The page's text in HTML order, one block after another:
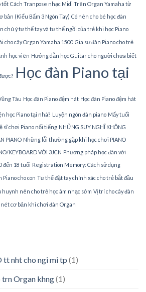
tốt Cách Tranpose nhạc Midi Trên Organ Yamaha từ
bản (Kiểu Bấm 3 Ngón Tay) Có nên cho bé học đàn
chú ý tư thế tay và tư thế ngồi của trẻ khi học Piano
cho cây Organ Yamaha 1500 Gia sư đàn Piano cho trẻ
học viên Hướng dẫn học Guitar cho người chưa biết
Học đàn Piano tại
Tàu Học đàn Piano đệm hát Học đàn Piano đệm hát
học Piano tại nhà? Luyện ngón đàn piano Mấy tuổi
sĩ chơi Piano nổi tiếng NHỮNG SUY NGHĨ KHÔNG
PIANO Những lỗi thường gặp khi học chơi PIANO
KEYBOARD VỚI 3JCN Phương pháp học đàn với
đến 18 tuổi Registration Memory: Cách sử dụng
Piano cho con Tư thế đặt tay chính xác cho trẻ bắt đầu
huynh nên cho trẻ học âm nhạc sớm Vị trí cho cây đàn
cơ bản khi chơi đàn Organ
tt nht cho ngi mi tp (1)
trn Organ khng(1)